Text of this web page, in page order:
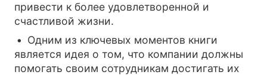
привести к более удовлетворенной и
счастливой жизни.
Одним из ключевых моментов книги
является идея о том, что компании должны
помогать своим сотрудникам достигать их